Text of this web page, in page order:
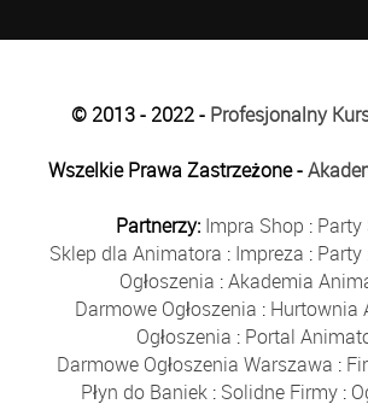
© 2013 - 2022 - Profesjonalny
Wszelkie Prawa Zastrzeżone -
Partnerzy: Impra Shop : Party
Sklep dla Animatora : Impreza : Party
Ogłoszenia :Akademia
Darmowe Ogłoszenia : Hurtownia
Ogłoszenia : Portal
Darmowe Ogłoszenia Warszawa :
Płyn do Baniek: Solidne Firmy: